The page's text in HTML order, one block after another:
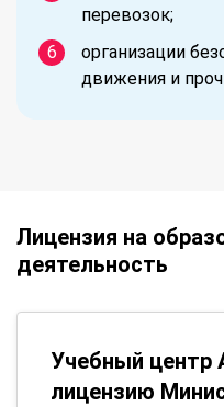
перевозок;
организации
движения и
Лицензия на
деятельность
Учебный центр
лицензию